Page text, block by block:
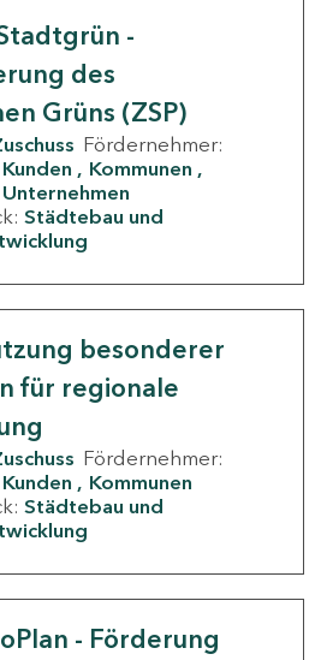
-
des
Grüns (ZSP)
Fördernehmer:
Kommunen
Städtebau und
besonderer
für regionale
Fördernehmer:
Kommunen
Städtebau und
- Förderung